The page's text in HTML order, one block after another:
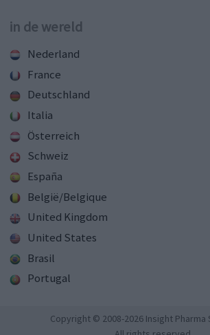
in de wereld
Nederland
France
Deutschland
Italia
Österreich
Schweiz
España
België/Belgique
United Kingdom
United States
Brasil
Portugal
Copyright © 2008-2026 Insight Pharma